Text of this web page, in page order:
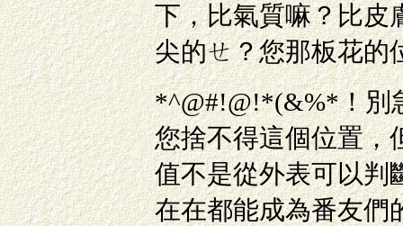
下，比氣質嘛？比皮
尖的ㄝ？您那板花
*^@#!@!*(&%*！別
您捨不得這個位置，
值不是從外表可以判
在在都能成為番友們